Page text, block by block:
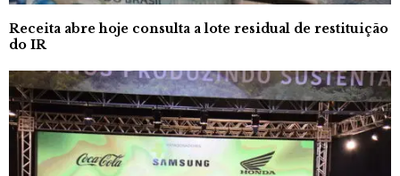
Receita abre hoje consulta a lote residual de restituição
do IR